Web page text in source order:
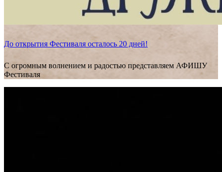
До открытия Фестиваля осталось 20 дней!
С огромным волнением и радостью представляем АФИШУ
Фестиваля